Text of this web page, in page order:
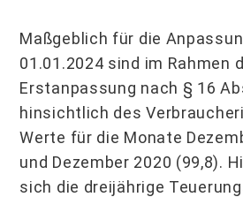
Maßgeblich für die
01.01.2024 sind im Rahmen
Erstanpassung nach § 16
hinsichtlich des
Werte für die Monate
und Dezember 2020 (99,8).
sich die dreijährige